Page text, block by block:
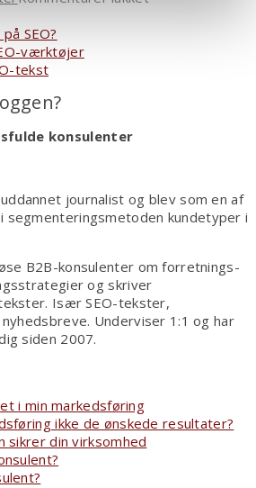
SEO?
værktøjer
tekst
konsulenter
journalist og blev som en af
kundetyper i
B2B-konsulenter om forretnings-
og skriver
Især SEO-tekster,
Underviser 1:1 og har
siden 2007.
i min markedsføring
ikke de ønskede resultater?
sikrer din virksomhed